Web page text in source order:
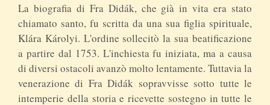
La biografia di Fra Didák, che già in vita era stato
chiamato santo, fu scritta da una sua figlia spirituale,
Klára Károlyi. L'ordine sollecitò la sua beatificazione
a partire dal 1753. L'inchiesta fu iniziata, ma a causa
di diversi ostacoli avanzò molto lentamente. Tuttavia la
venerazione di Fra Didák sopravvisse sotto tutte le
intemperie della storia e ricevette sostegno in tutte le